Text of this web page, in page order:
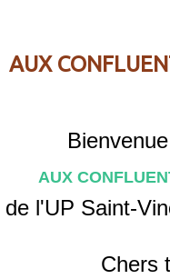
AUX
AUX
l'UP Saint-
Chers